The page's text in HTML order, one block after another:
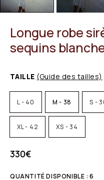
Longue robe
sequins
TAILLE (Guide des tailles)
L - 40 M - 38 S -
XL - 42 XS - 34
330€
QUANTITÉ DISPONIBLE : 6